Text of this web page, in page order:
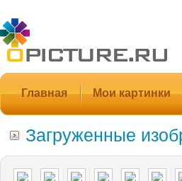
Главная Мои картинки
Загруженные